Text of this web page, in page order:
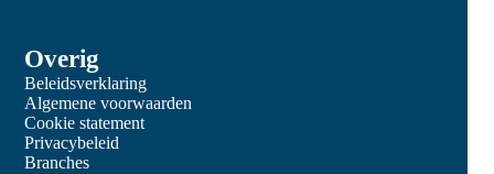
Overig
Beleidsverklaring
Algemene voorwaarden
Cookie statement
Privacybeleid
Branches